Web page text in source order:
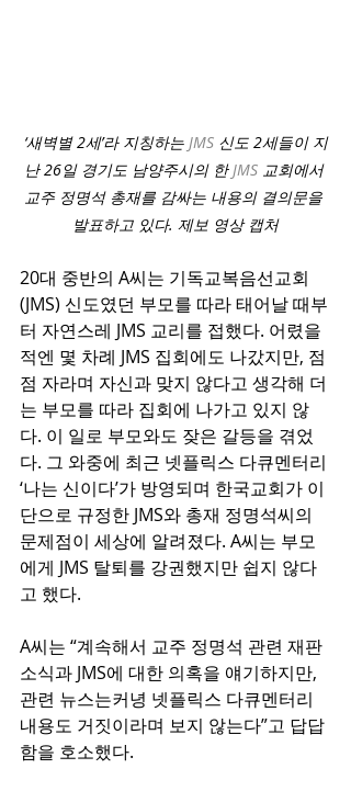
‘새벽별 2세’라 지칭하는 JMS 신도 2세들이 지
난 26일 경기도 남양주시의 한 JMS 교회에서
교주 정명석 총재를 감싸는 내용의 결의문을
발표하고 있다. 제보 영상 캡처
20대 중반의 A씨는 기독교복음선교회
(JMS) 신도였던 부모를 따라 태어날 때부
터 자연스레 JMS 교리를 접했다. 어렸을
적엔 몇 차례 JMS 집회에도 나갔지만, 점
점 자라며 자신과 맞지 않다고 생각해 더
는 부모를 따라 집회에 나가고 있지 않
다. 이 일로 부모와도 잦은 갈등을 겪었
다. 그 와중에 최근 넷플릭스 다큐멘터리
‘나는 신이다’가 방영되며 한국교회가 이
단으로 규정한 JMS와 총재 정명석씨의
문제점이 세상에 알려졌다. A씨는 부모
에게 JMS 탈퇴를 강권했지만 쉽지 않다
고 했다.
A씨는 “계속해서 교주 정명석 관련 재판
소식과 JMS에 대한 의혹을 얘기하지만,
관련 뉴스는커녕 넷플릭스 다큐멘터리
내용도 거짓이라며 보지 않는다”고 답답
함을 호소했다.